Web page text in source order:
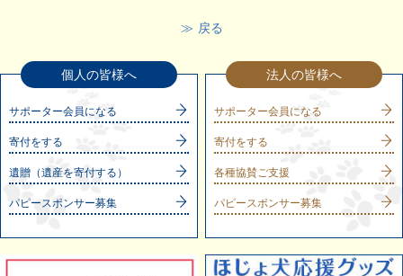
戻る
個人の皆様へ
サポーター会員になる
寄付をする
遺贈（遺産を寄付する）
パピースポンサー募集
法人の皆様へ
サポーター会員になる
寄付をする
各種協賛ご支援
パピースポンサー募集